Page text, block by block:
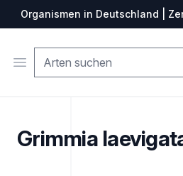
Organismen in Deutschland |
Open menu
Grimmia